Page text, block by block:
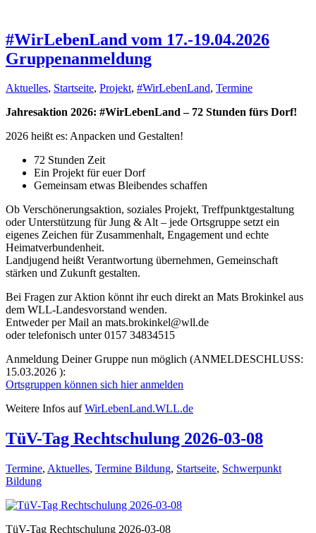
#WirLebenLand vom 17.-19.04.2026
Gruppenanmeldung
Aktuelles, Startseite, Projekt, #WirLebenLand, Termine
Jahresaktion 2026: #WirLebenLand – 72 Stunden fürs Dorf!
2026 heißt es: Anpacken und Gestalten!
72 Stunden Zeit
Ein Projekt für euer Dorf
Gemeinsam etwas Bleibendes schaffen
Ob Verschönerungsaktion, soziales Projekt, Treffpunktgestaltung
oder Unterstützung für Jung & Alt – jede Ortsgruppe setzt ein
eigenes Zeichen für Zusammenhalt, Engagement und echte
Heimatverbundenheit.
Landjugend heißt Verantwortung übernehmen, Gemeinschaft
stärken und Zukunft gestalten.
Bei Fragen zur Aktion könnt ihr euch direkt an Mats Brokinkel aus
dem WLL-Landesvorstand wenden.
Entweder per Mail an mats.brokinkel@wll.de
oder telefonisch unter 0157 34834515
Anmeldung Deiner Gruppe nun möglich (ANMELDESCHLUSS:
15.03.2026 ):
Ortsgruppen können sich hier anmelden
Weitere Infos aufWirLebenLand.WLL.de
TüV-Tag Rechtschulung 2026-03-08
Termine, Aktuelles, Termine Bildung, Startseite, Schwerpunkt
Bildung
TüV-Tag Rechtschulung 2026-03-08